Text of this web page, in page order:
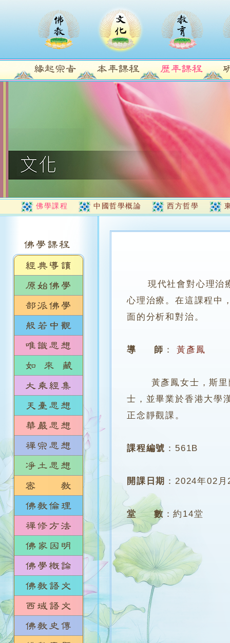
佛學課程 中國哲學概論 西方哲學
現代社會對心理治
心理治療。在這課程中
面的分析和對治。
導 師 ： 黃彥鳳
黃彥鳳女士，斯里蘭
士，並畢業於香港大學
正念靜觀課。
課程編號 ： 561B
開課日期 ：2024年02月
堂 數 ：約14堂